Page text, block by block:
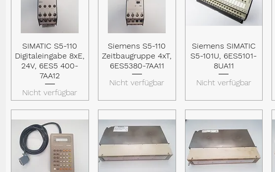
Schnellansicht
SIMATIC S5-110
Digitaleingabe 8xE,
24V, 6ES5 400-
7AA12
Nicht verfügbar
Schnellansicht
Siemens S5-110
Zeitbaugruppe 4xT,
6ES5380-7AA11
Nicht verfügbar
Schnellansicht
Siemens SIMATIC
S5-101U, 6ES5101-
8UA11
Nicht verfügbar